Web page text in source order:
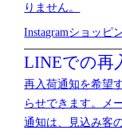
りません。
Instagramショッピ
LINEでの再
再入荷通知を希望
らせできます。メ
通知は、見込み客